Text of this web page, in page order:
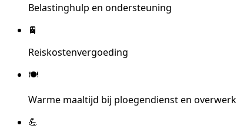
Belastinghulp en ondersteuning
🚆
Reiskostenvergoeding
🍽️
Warme maaltijd bij ploegendienst en overwerk
💪